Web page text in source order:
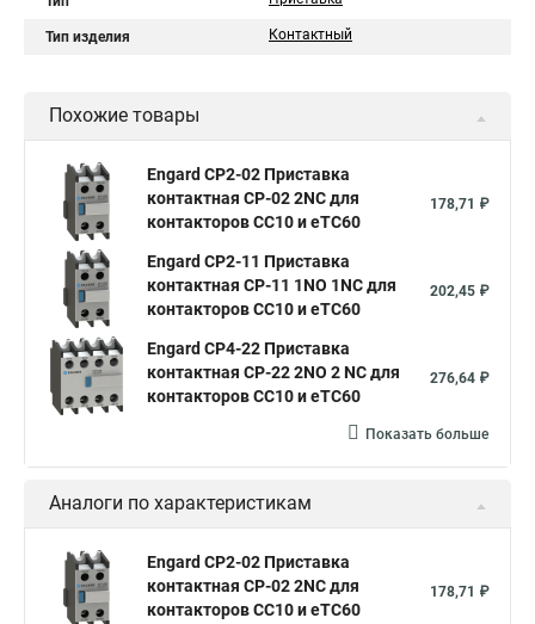
Тип изделия Контактный
Похожие товары
Engard CP2-02 Приставка
контактная СP-02 2NC для
контакторов CC10 и eTC60
178,71 ₽
Engard CP2-11 Приставка
контактная СP-11 1NO 1NC для
контакторов CC10 и eTC60
202,45 ₽
Engard CP4-22 Приставка
контактная СP-22 2NO 2 NC для
контакторов CC10 и eTC60
276,64 ₽
Показать больше
Аналоги по характеристикам
Engard CP2-02 Приставка
контактная СP-02 2NC для
контакторов CC10 и eTC60
178,71 ₽